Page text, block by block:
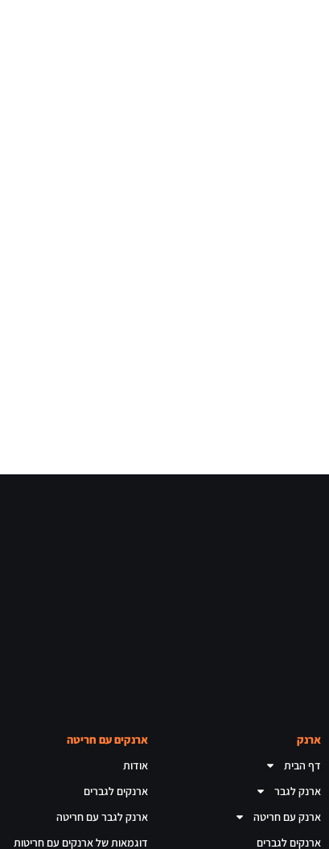
ארנק
דף הבית
ארנק לגבר
ארנק עם חריטה
ארנקים לגברים
ארנקים עם חריטה
אודות
ארנקים לגברים
ארנק לגבר עם חריטה
דוגמאות של ארנקים עם חריטות